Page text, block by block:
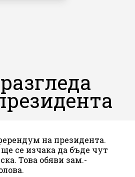
на президента.
се изчака да бъде чут
Това обяви зам.-